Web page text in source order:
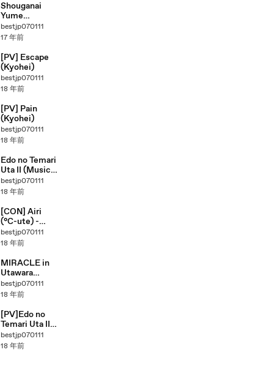
Shouganai
Yume
Oibito(Dance
Shot)
bestjp070111
17 年前
[PV] Escape
(Kyohei)
bestjp070111
18 年前
[PV] Pain
(Kyohei)
bestjp070111
18 年前
Edo no Temari
Uta II (Music
Fighter )
bestjp070111
18 年前
[CON] Airi
(°C-ute) -
First Kiss
bestjp070111
18 年前
MIRACLE in
Utawara
061022
bestjp070111
18 年前
[PV]Edo no
Temari Uta II
(江戸の手毬唄
Ⅱ)
bestjp070111
18 年前